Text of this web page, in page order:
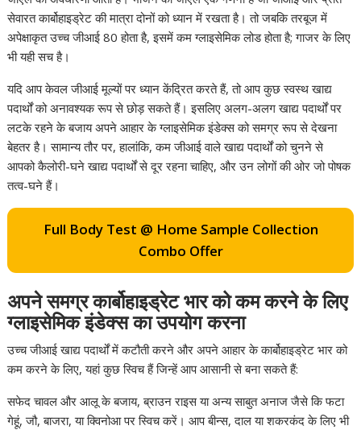
सेवारत कार्बोहाइड्रेट की मात्रा दोनों को ध्यान में रखता है। तो जबकि तरबूज में
अपेक्षाकृत उच्च जीआई 80 होता है, इसमें कम ग्लाइसेमिक लोड होता है; गाजर के लिए
भी यही सच है।
यदि आप केवल जीआई मूल्यों पर ध्यान केंद्रित करते हैं, तो आप कुछ स्वस्थ खाद्य
पदार्थों को अनावश्यक रूप से छोड़ सकते हैं। इसलिए अलग-अलग खाद्य पदार्थों पर
लटके रहने के बजाय अपने आहार के ग्लाइसेमिक इंडेक्स को समग्र रूप से देखना
बेहतर है। सामान्य तौर पर, हालांकि, कम जीआई वाले खाद्य पदार्थों को चुनने से
आपको कैलोरी-घने ​​खाद्य पदार्थों से दूर रहना चाहिए, और उन लोगों की ओर जो पोषक
तत्व-घने हैं।
Full Body Test @ Home Sample Collection
Combo Offer
अपने समग्र कार्बोहाइड्रेट भार को कम करने के लिए
ग्लाइसेमिक इंडेक्स का उपयोग करना
उच्च जीआई खाद्य पदार्थों में कटौती करने और अपने आहार के कार्बोहाइड्रेट भार को
कम करने के लिए, यहां कुछ स्विच हैं जिन्हें आप आसानी से बना सकते हैं:
सफेद चावल और आलू के बजाय, ब्राउन राइस या अन्य साबुत अनाज जैसे कि फटा
गेहूं, जौ, बाजरा, या क्विनोआ पर स्विच करें। आप बीन्स, दाल या शकरकंद के लिए भी